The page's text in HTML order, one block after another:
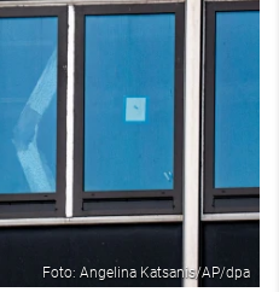
Foto: Angelina Katsanis/AP/dpa